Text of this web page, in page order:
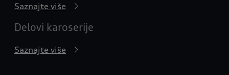
Saznajte više
Delovi karoserije
Saznajte više